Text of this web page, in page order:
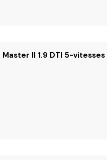
II 1.9 DTI 5-vitesses